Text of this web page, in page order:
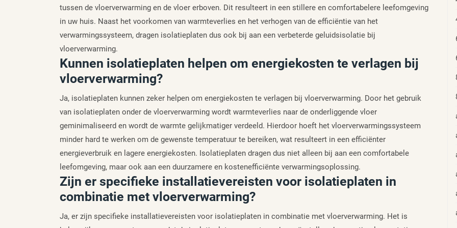
tussen de vloerverwarming en de vloer erboven. Dit resulteert in een stillere en comfortabelere leefomgeving
in uw huis. Naast het voorkomen van warmteverlies en het verhogen van de efficiëntie van het
verwarmingssysteem, dragen isolatieplaten dus ook bij aan een verbeterde geluidsisolatie bij
vloerverwarming.
Kunnen isolatieplaten helpen om energiekosten te verlagen bij
vloerverwarming?
Ja, isolatieplaten kunnen zeker helpen om energiekosten te verlagen bij vloerverwarming. Door het gebruik
van isolatieplaten onder de vloerverwarming wordt warmteverlies naar de onderliggende vloer
geminimaliseerd en wordt de warmte gelijkmatiger verdeeld. Hierdoor hoeft het vloerverwarmingssysteem
minder hard te werken om de gewenste temperatuur te bereiken, wat resulteert in een efficiënter
energieverbruik en lagere energiekosten. Isolatieplaten dragen dus niet alleen bij aan een comfortabele
leefomgeving, maar ook aan een duurzamere en kostenefficiënte verwarmingsoplossing.
Zijn er specifieke installatievereisten voor isolatieplaten in
combinatie met vloerverwarming?
Ja, er zijn specifieke installatievereisten voor isolatieplaten in combinatie met vloerverwarming. Het is